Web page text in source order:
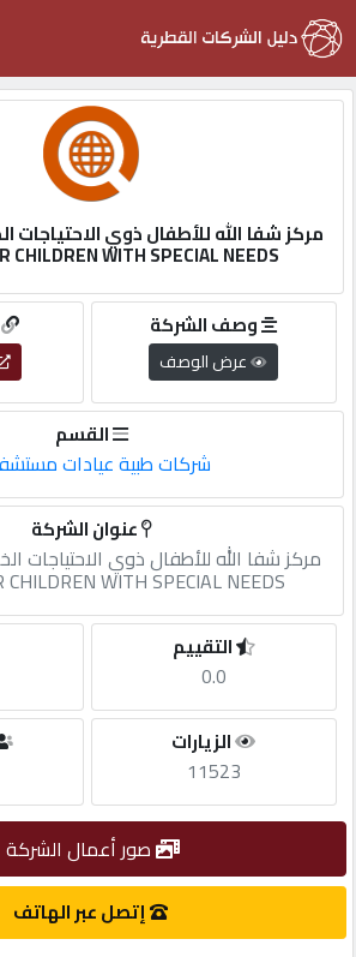
التسجيل
English
اعلانك
مطلوب
الاحصائيات
شركات
CHILDREN WITH SPECIAL NEEDS
وصف الشركة
عرض الوصف
القسم
شركات طبية عيادات
عنوان الشركة
CHILDREN WITH SPECIAL NEEDS
التقييم
0.0
الزيارات
11523
صور أعمال الشركة
إتصل عبر الهاتف